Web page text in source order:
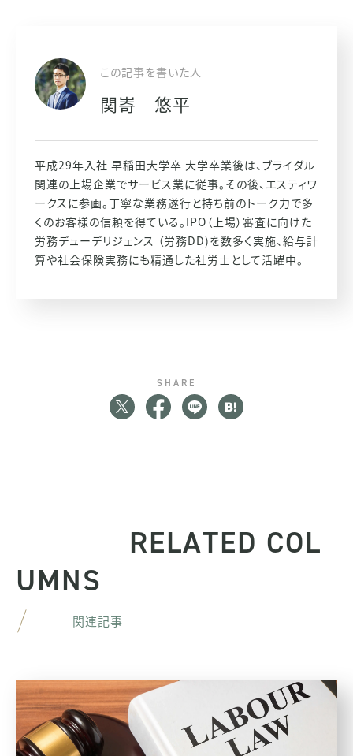
この記事を書いた人
関㟢 悠平
平成29年入社 早稲田大学卒 大学卒業後は、ブライダル
関連の上場企業でサービス業に従事。その後、エスティワ
ークスに参画。丁寧な業務遂行と持ち前のトーク力で多
くのお客様の信頼を得ている。IPO（上場）審査に向けた
労務デューデリジェンス （労務DD)を数多く実施、給与計
算や社会保険実務にも精通した社労士として活躍中。
SHARE
RELATED COL
UMNS
関連記事